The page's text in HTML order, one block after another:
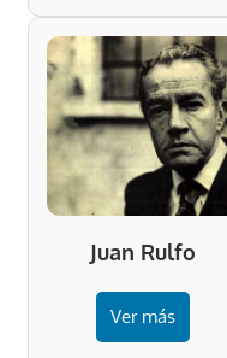
Juan Rulfo
Ver más